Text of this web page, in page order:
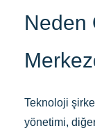
Neden
Teknoloji
yönetimi,